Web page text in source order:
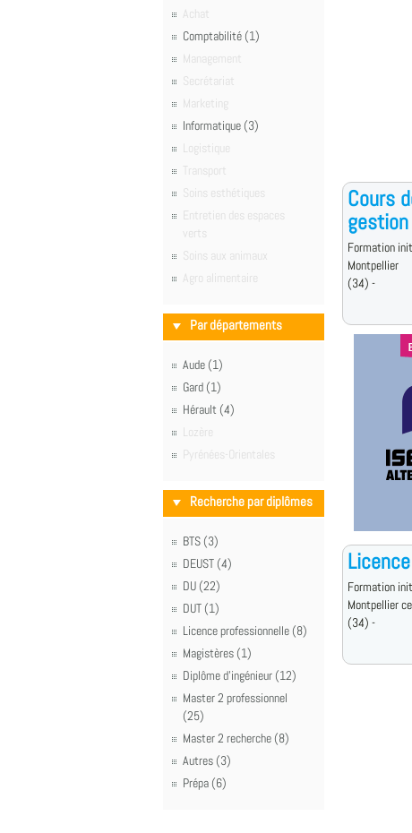
Achat
Comptabilité (1)
Management
Secrétariat
Marketing
Informatique (3)
Logistique
Transport
Soins esthétiques
Entretien des espaces
verts
Soins aux animaux
Agro alimentaire
Par départements
Aude (1)
Gard (1)
Hérault (4)
Lozère
Pyrénées-Orientales
Recherche par diplômes
BTS (3)
DEUST (4)
DU (22)
DUT (1)
Licence professionnelle (8)
Magistères (1)
Diplôme d'ingénieur (12)
Master 2 professionnel
(25)
Master 2 recherche (8)
Autres (3)
Prépa (6)
Cours
gestion
Formation
Montpellier
(34) -
Formation
Montpellier
(34) -